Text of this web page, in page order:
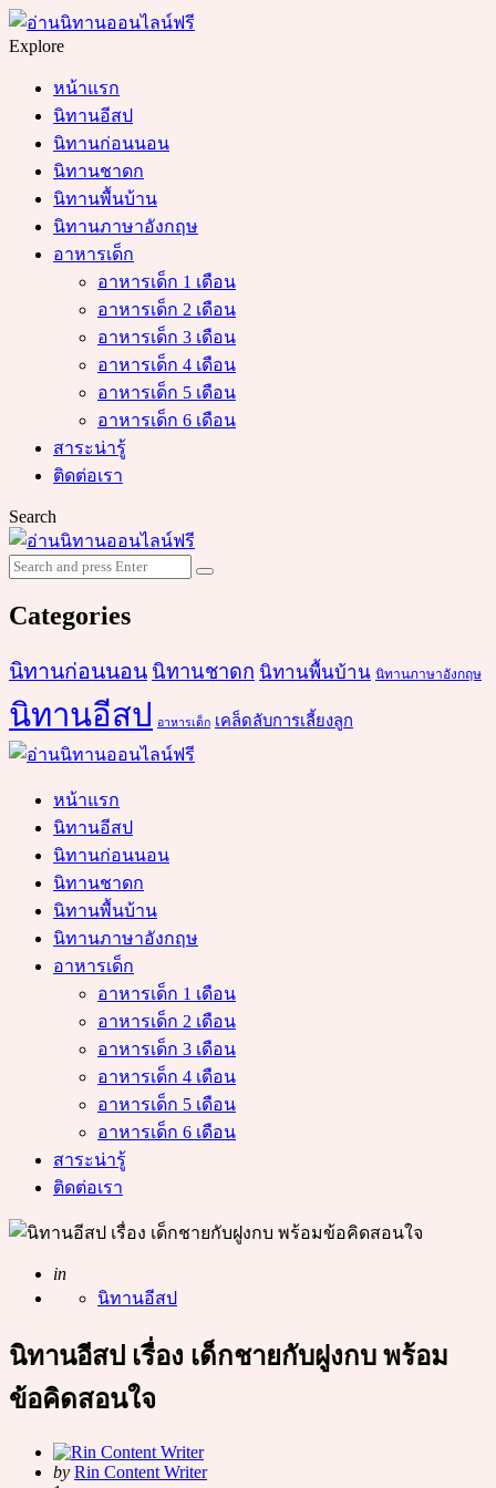
Menu
Search
Explore
หน้าแรก
นิทานอีสป
นิทานก่อนนอน
นิทานชาดก
นิทานพื้นบ้าน
นิทานภาษาอังกฤษ
อาหารเด็ก
อาหารเด็ก 1 เดือน
อาหารเด็ก 2 เดือน
อาหารเด็ก 3 เดือน
อาหารเด็ก 4 เดือน
อาหารเด็ก 5 เดือน
อาหารเด็ก 6 เดือน
สาระน่ารู้
ติดต่อเรา
Search
Search
for:
Search
Categories
นิทานก่อนนอน นิทานชาดก นิทานพื้นบ้าน นิทานภาษาอังกฤษ
นิทานอีสป อาหารเด็ก เคล็ดลับการเลี้ยงลูก
หน้าแรก
นิทานอีสป
นิทานก่อนนอน
นิทานชาดก
นิทานพื้นบ้าน
นิทานภาษาอังกฤษ
อาหารเด็ก
อาหารเด็ก 1 เดือน
อาหารเด็ก 2 เดือน
อาหารเด็ก 3 เดือน
อาหารเด็ก 4 เดือน
อาหารเด็ก 5 เดือน
อาหารเด็ก 6 เดือน
สาระน่ารู้
ติดต่อเรา
Posted
in
นิทานอีสป
นิทานอีสป เรื่อง เด็กชายกับฝูงกบ พร้อม
ข้อคิดสอนใจ
Posted
by Rin Content Writer